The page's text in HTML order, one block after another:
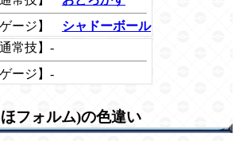
ゲージ】
シャドーボール
通常技】-
ゲージ】-
フォルム)の色違い